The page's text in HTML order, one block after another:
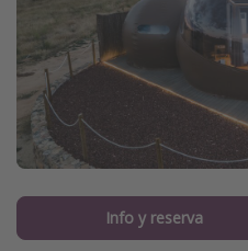
Info y reserva